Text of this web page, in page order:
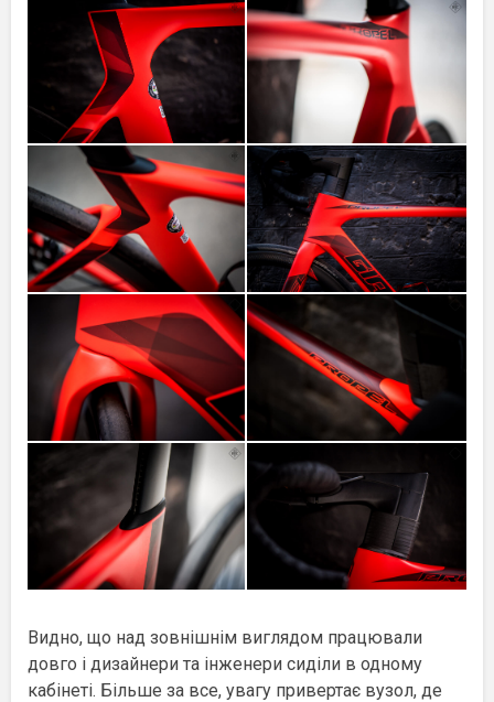
Видно, що над зовнішнім виглядом працювали
довго і дизайнери та інженери сиділи в одному
кабінеті. Більше за все, увагу привертає вузол, де